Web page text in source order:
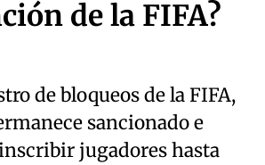
de la FIFA?
de bloqueos de la FIFA,
sancionado e
jugadores hasta